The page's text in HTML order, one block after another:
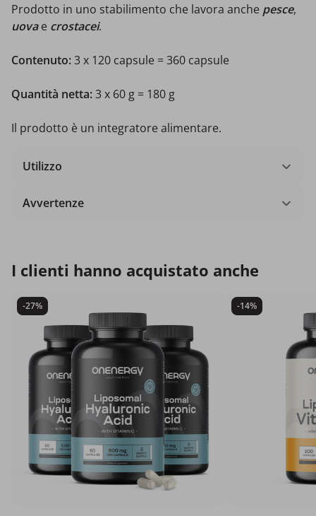
Prodotto in uno stabilimento che lavora anche pesce,
uovae crostacei.
Contenuto:3 x 120 capsule = 360 capsule
Quantità netta:3 x 60 g = 180 g
Il prodotto è un integratore alimentare.
Utilizzo
Avvertenze
I clienti hanno acquistato anche
-27% -14%